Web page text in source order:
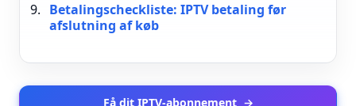
Betalingscheckliste: IPTV betaling før
afslutning af køb
Få dit IPTV-abonnement →